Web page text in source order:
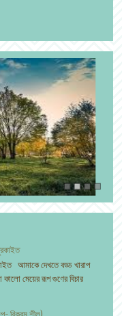
আমাকে দেখতে বড্ড খারাপ
মেয়ের রূপ গুণের বিচার